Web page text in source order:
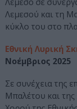
Λεμεσού και τη
κύκλο του στο
Εθνική Λυρική
Νοέμβριος 2025
Σε συνέχεια της
Μπαλέτου και